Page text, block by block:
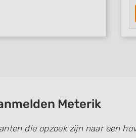
Meterik
die opzoek zijn naar een